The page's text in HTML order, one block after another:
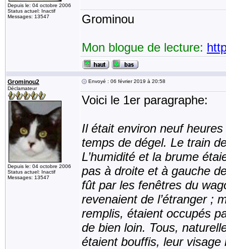
Depuis le: 04 octobre 2006
Status actuel: Inactif
Messages: 13547
Grominou
Mon blogue de lecture:
Grominou2
Déclamateur
Depuis le: 04 octobre 2006
Status actuel: Inactif
Messages: 13547
Envoyé : 06 février 2019 à 20:58
Voici le 1er paragraphe:
Il était environ neuf
temps de dégel. Le train
L’humidité et la brume
pas à droite et à gauche
fût par les fenêtres du
revenaient de l’étranger ;
remplis, étaient occupés
de bien loin. Tous,
étaient bouffis, leur